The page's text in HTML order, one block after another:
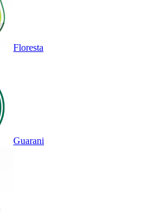
Floresta
Guarani